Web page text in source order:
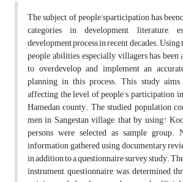
The subject of people’sparticipation has
categories in development literature,
development process in recent decades.
people abilities, especially villagers has
to overdevelop and implement an
planning in this process. This study
affecting the level of people’s participation
Hamedan county. The studied population
men in Sangestan village, that by using"
persons were selected as sample group.
information gathered using documentary
in addition to a questionnaire survey study.
instrument, questionnaire, was determined